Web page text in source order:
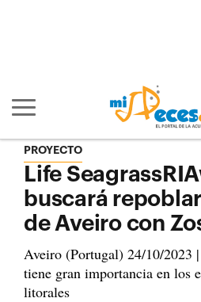
Mostrar/ocultar navegación
PROYECTO
Life
buscará
de Aveiro con
Aveiro (Portugal) 24/10/2023
tiene gran importancia en los
litorales